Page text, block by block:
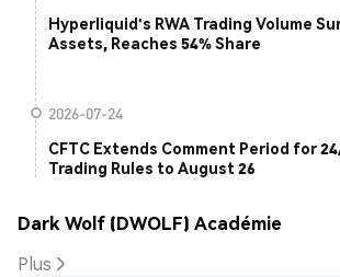
Hyperliquid's RWA Trading Volume
Assets, Reaches 54% Share
2026-07-24
CFTC Extends Comment Period for
Trading Rules to August 26
Dark Wolf (DWOLF) Académie
Plus